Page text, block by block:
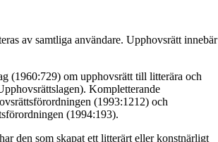
av samtliga användare. Upphovsrätt innebär
(1960:729) om upphovsrätt till litterära och
Kompletterande
(1993:1212) och
(1994:193).
den som skapat ett litterärt eller konstnärligt